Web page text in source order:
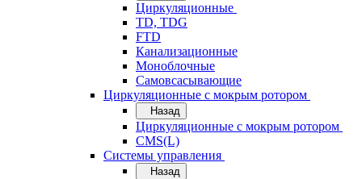
Циркуляционные
TD, TDG
FTD
Канализационные
Моноблочные
Самовсасывающие
Циркуляционные с мокрым ротором
Назад
Циркуляционные с мокрым ротором
CMS(L)
Системы управления
Назад